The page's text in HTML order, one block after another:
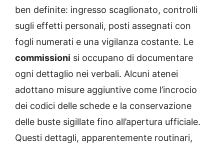
ben definite: ingresso scaglionato, controlli
sugli effetti personali, posti assegnati con
fogli numerati e una vigilanza costante. Le
commissioni si occupano di documentare
ogni dettaglio nei verbali. Alcuni atenei
adottano misure aggiuntive come l’incrocio
dei codici delle schede e la conservazione
delle buste sigillate fino all’apertura ufficiale.
Questi dettagli, apparentemente routinari,